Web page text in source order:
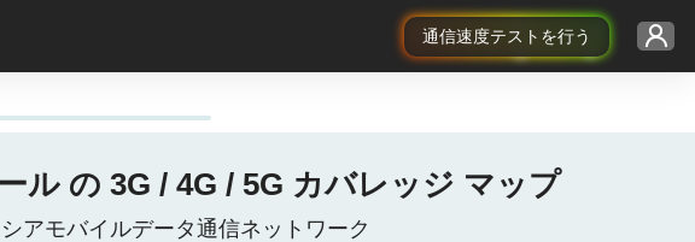
通信速度テストを行う
ル の 3G / 4G / 5G カバレッジ マップ
アモバイルデータ通信ネットワーク